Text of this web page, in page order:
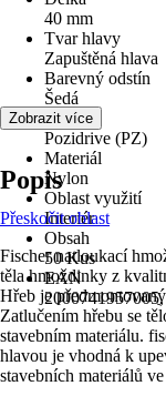
40 mm
Tvar hlavy
Zapuštěná hlava
Barevný odstín
Šedá
Pohon
Pozidrive (PZ)
Materiál
Nylon
Oblast využití
Interiér
Obsah
50 Kus
EAN
Zobrazit více
Popis
Přeskočit oblast
Fischer natloukací
těla hmoždinky z
Hřeb je
Zatlučením hřebu se
stavebním materiálu.
hlavou je vhodná k
stavebních materiálů